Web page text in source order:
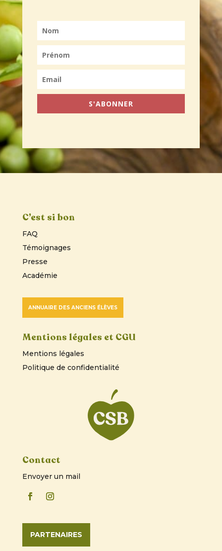
S'ABONNER
C’est si bon
FAQ
Témoignages
Presse
Académie
ANNUAIRE DES ANCIENS ÉLÈVES
Mentions légales et CGU
Mentions légales
Politique de confidentialité
Contact
Envoyer un mail
PARTENAIRES